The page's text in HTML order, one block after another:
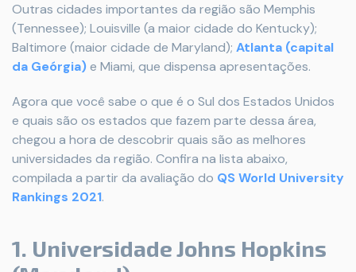
Outras cidades importantes da região são Memphis
(Tennessee); Louisville (a maior cidade do Kentucky);
Baltimore (maior cidade de Maryland); Atlanta (capital
da Geórgia)e Miami, que dispensa apresentações.
Agora que você sabe o que é o Sul dos Estados Unidos
e quais são os estados que fazem parte dessa área,
chegou a hora de descobrir quais são as melhores
universidades da região. Confira na lista abaixo,
compilada a partir da avaliação do QS World University
Rankings 2021.
1. Universidade Johns Hopkins